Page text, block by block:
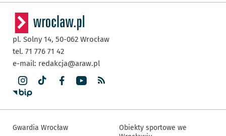
pl. Solny 14, 50-062 Wrocław
tel. 71 776 71 42
e-mail: redakcja@araw.pl
Gwardia Wrocław
Obiekty sportowe we